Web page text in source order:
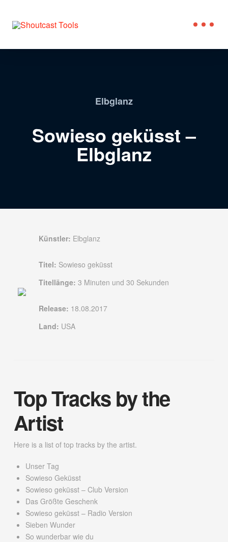
Elbglanz
Sowieso geküsst –
Elbglanz
Künstler: Elbglanz
Titel: Sowieso geküsst
Titellänge: 3 Minuten und 30 Sekunden
Release: 18.08.2017
Land: USA
Top Tracks by the
Artist
Here is a list of top tracks by the artist.
Unser Tag
Sowieso Geküsst
Sowieso geküsst – Club Version
Das Größte Geschenk
Sowieso geküsst – Radio Version
Sieben Wunder
So wunderbar wie du